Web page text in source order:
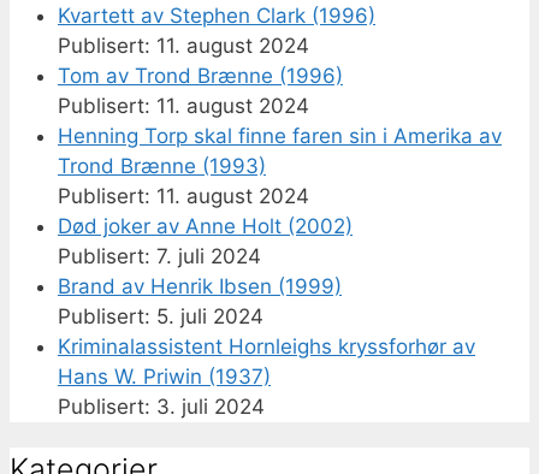
Kvartett av Stephen Clark (1996)
11. august 2024
Tom av Trond Brænne (1996)
11. august 2024
Henning Torp skal finne faren sin i Amerika av
Trond Brænne (1993)
11. august 2024
Død joker av Anne Holt (2002)
7. juli 2024
Brand av Henrik Ibsen (1999)
5. juli 2024
Kriminalassistent Hornleighs kryssforhør av
Hans W. Priwin (1937)
3. juli 2024